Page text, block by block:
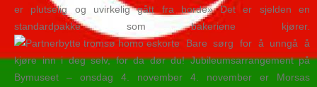
er plutselig og uvirkelig gått fra borde» Det er sjelden en
standardpakke som bakeriene kjører.
Bare sørg for å unngå å
kjøre inn i deg selv, for da dør du! Jubileumsarrangement på
Bymuseet – onsdag 4. november 4. november er Morsas